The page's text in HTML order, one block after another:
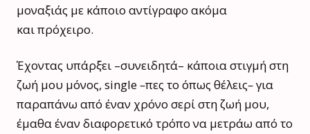
μοναξιάς με κάποιο αντίγραφο ακόμα
και πρόχειρο.
Έχοντας υπάρξει –συνειδητά– κάποια στιγμή στη
ζωή μου μόνος, single–πες το όπως θέλεις–για
παραπάνω από έναν χρόνο σερί στη ζωή μου,
έμαθα έναν διαφορετικό τρόπο να μετράω από το